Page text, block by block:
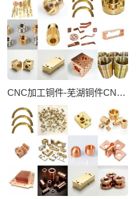
CNC加工铜件-芜湖铜件CNC批量加工